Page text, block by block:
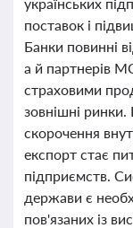
поставок і
Банки повинні
а й партнерів
страховими
зовнішні
скорочення
експорт стає
підприємств.
держави є
пов'язаних із